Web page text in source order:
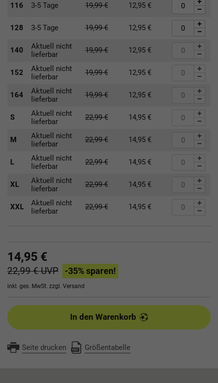
116 3-5 Tage 19,99€ 12,95 €
128 3-5 Tage 19,99€ 12,95 €
140
Aktuell nicht
lieferbar
19,99€ 12,95 €
152
Aktuell nicht
lieferbar
19,99€ 12,95 €
164
Aktuell nicht
lieferbar
19,99€ 12,95 €
S
Aktuell nicht
lieferbar
22,99€ 14,95 €
M
Aktuell nicht
lieferbar
22,99€ 14,95 €
L
Aktuell nicht
lieferbar
22,99€ 14,95 €
XL
Aktuell nicht
lieferbar
22,99€ 14,95 €
XXL
Aktuell nicht
lieferbar
22,99€ 14,95 €
14,95 €
22,99 €UVP -35% sparen!
inkl. ges. MwSt. zzgl. Versand
In den Warenkorb
Seite drucken Größentabelle